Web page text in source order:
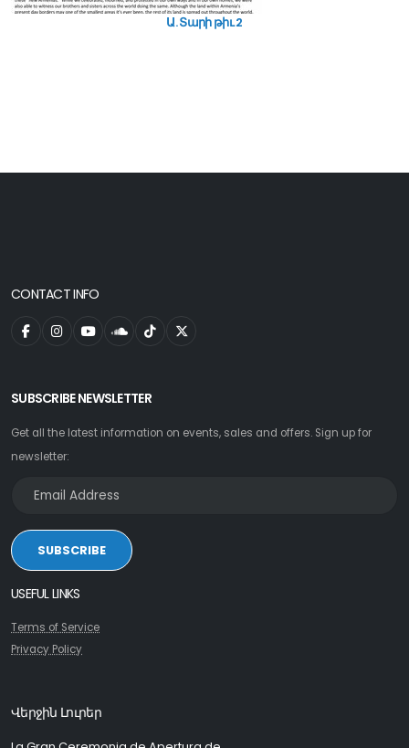
Ա. Տարի թիւ 2
CONTACT INFO
SUBSCRIBE NEWSLETTER
Get all the latest information on events, sales and offers. Sign up for
newsletter:
SUBSCRIBE
USEFUL LINKS
Terms of Service
Privacy Policy
Վերջին Լուրեր